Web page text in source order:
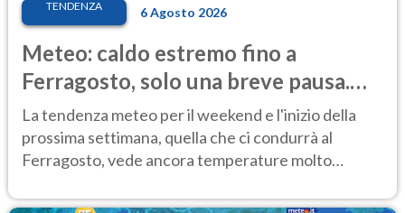
TENDENZA 6 Agosto 2026
Meteo: caldo estremo fino a
Ferragosto, solo una breve pausa.
Ecco dove
La tendenza meteo per il weekend e l'inizio della
prossima settimana, quella che ci condurrà al
Ferragosto, vede ancora temperature molto